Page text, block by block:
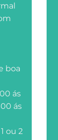
boa
ás
ás
ou 2